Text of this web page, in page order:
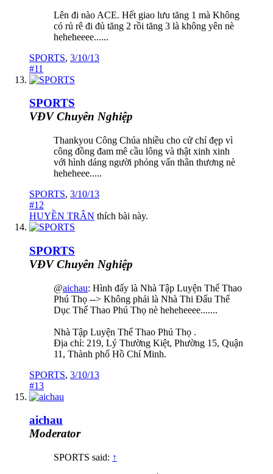
Lên đi nào ACE. Hết giao lưu tăng 1 mà Không
có rủ rê đi đủ tăng 2 rồi tăng 3 là không yên nè
heheheeee......
SPORTS, 3/10/13
#11
SPORTS
VĐV Chuyên Nghiệp
Thankyou Công Chúa nhiều cho cử chỉ đẹp vì
công đồng đam mê cầu lông và thật xinh xinh
với hình dáng người phỏng vấn thân thương nè
heheheee.....
SPORTS, 3/10/13
#12
HUYỀN TRÂN thích bài này.
SPORTS
VĐV Chuyên Nghiệp
@aichau: Hình đấy là Nhà Tập Luyện Thể Thao
Phú Thọ --> Không phải là Nhà Thi Đấu Thể
Dục Thể Thao Phú Thọ nè heheheeee.......
Nhà Tập Luyện Thể Thao Phú Thọ .
Địa chỉ: 219, Lý Thường Kiệt, Phường 15, Quận
11, Thành phố Hồ Chí Minh.
SPORTS, 3/10/13
#13
aichau
Moderator
SPORTS said: ↑